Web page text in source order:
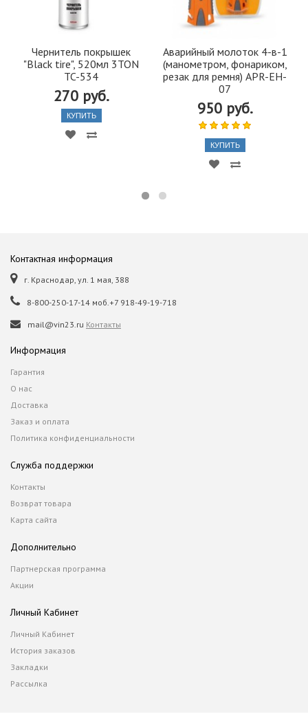
Чернитель покрышек
"Black tire", 520мл 3TON
TC-534
270 руб.
КУПИТЬ
Аварийный молоток 4-в-1
(манометром, фонариком,
резак для ремня) APR-EH-
07
950 руб.
КУПИТЬ
Контактная информация
г. Краснодар, ул. 1 мая, 388
8-800-250-17-14 моб.+7 918-49-19-718
mail@vin23.ru Контакты
Информация
Гарантия
О нас
Доставка
Заказ и оплата
Политика конфиденциальности
Служба поддержки
Контакты
Возврат товара
Карта сайта
Дополнительно
Партнерская программа
Акции
Личный Кабинет
Личный Кабинет
История заказов
Закладки
Рассылка